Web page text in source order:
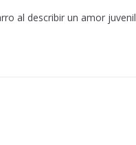
al describir un amor juvenil